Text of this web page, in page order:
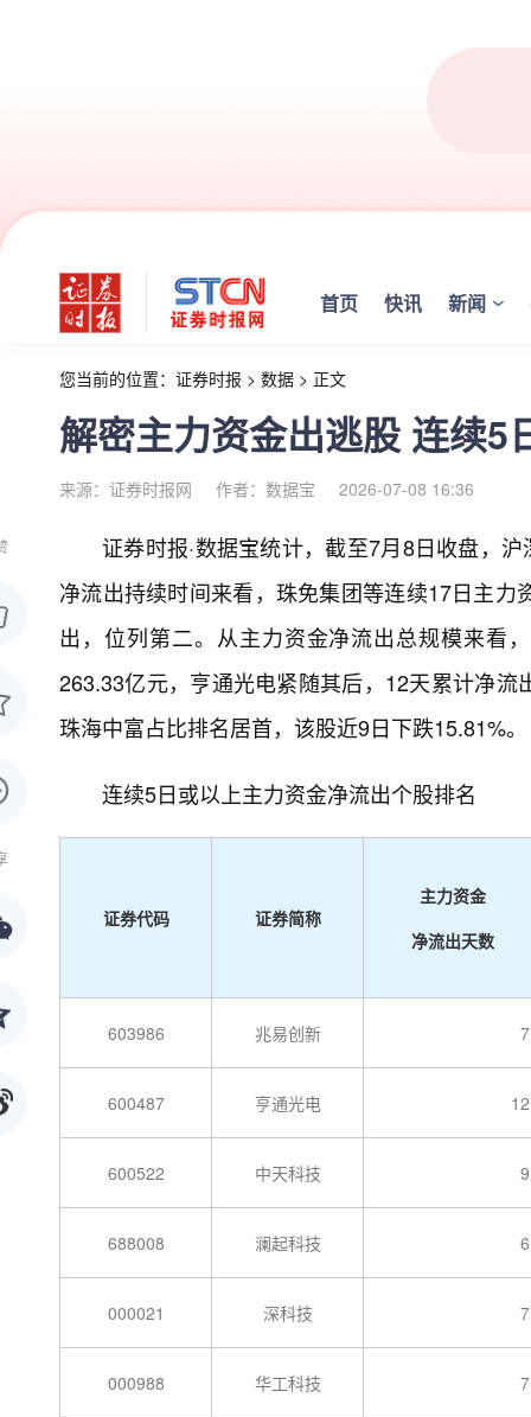
首页 快讯 新闻
您当前的位置： 证券时报 > 数据 > 正文
解密主力资金出逃股 连续5
来源：证券时报网 作者：数据宝 2026-07-08 16:36
证券时报·数据宝统计，截至7月8日收盘，
净流出持续时间来看，珠免集团等连续17日主
出，位列第二。从主力资金净流出总规模来看
263.33亿元，亨通光电紧随其后，12天累计净
珠海中富占比排名居首，该股近9日下跌15.81%
连续5日或以上主力资金净流出个股排名
证券代码 证券简称
主力资金
净流出天数
603986 兆易创新 7
600487 亨通光电 12
600522 中天科技 9
688008 澜起科技 6
000021 深科技 7
000988 华工科技 7